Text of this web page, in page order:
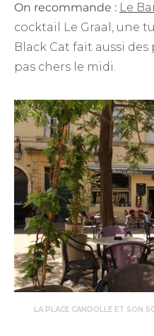
On recommande : Le
cocktail Le Graal, une
Black Cat fait aussi
pas chers le midi.
LA PLACE CANDOLLE ET SON